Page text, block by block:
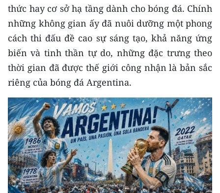
thức hay cơ sở hạ tầng dành cho bóng đá. Chính
những không gian ấy đã nuôi dưỡng một phong
cách thi đấu đề cao sự sáng tạo, khả năng ứng
biến và tinh thần tự do, những đặc trưng theo
thời gian đã được thế giới công nhận là bản sắc
riêng của bóng đá Argentina.